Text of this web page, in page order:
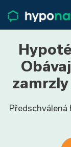
Životní
Pojištění
O nás
800 688 388